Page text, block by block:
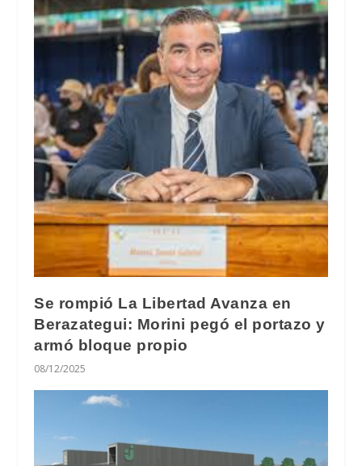
Se rompió La Libertad Avanza en
Berazategui: Morini pegó el portazo y
armó bloque propio
08/12/2025